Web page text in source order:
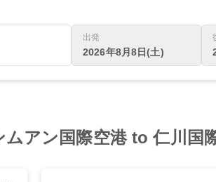
出発
2026年8月8日(土)
アン国際空港 to 仁川国